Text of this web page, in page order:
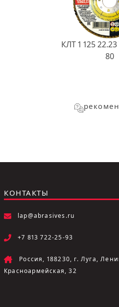
КЛТ 1 125
80
КОНТАКТЫ
lap@abrasives.ru
+7 813 722-25-93
Россия, 188230, г. Луга,
Красноармейская, 32